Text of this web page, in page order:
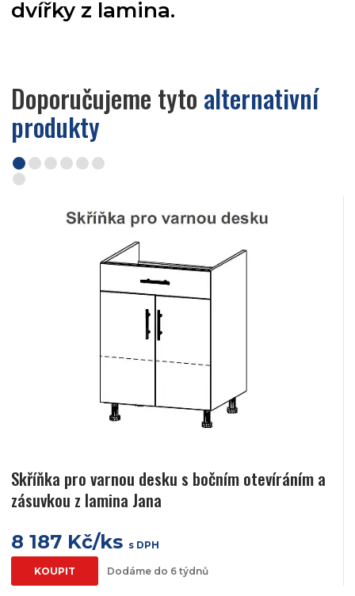
dvířky z lamina.
Doporučujeme tyto alternativní
produkty
Skříňka pro varnou desku s bočním otevíráním a
zásuvkou z lamina Jana
8 187 Kč/ks s DPH
KOUPIT Dodáme do 6 týdnů